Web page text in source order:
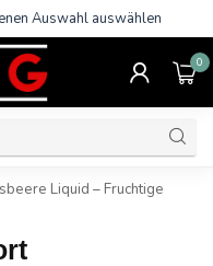
Auswahl auswählen
0
Liquid – Fruchtige